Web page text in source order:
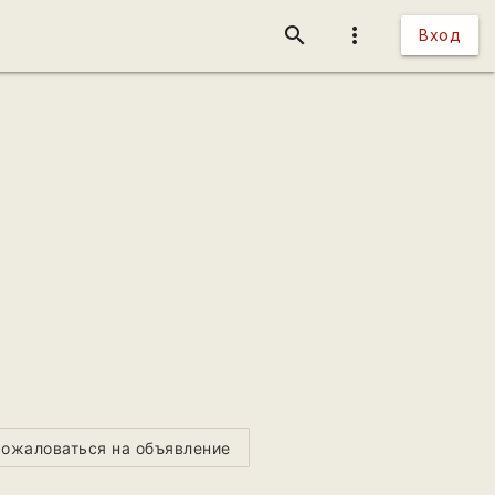
more_vert Вход
search
на объявление